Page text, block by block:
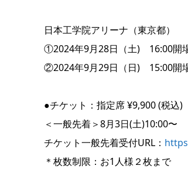
日本工学院アリーナ（東京都）
①2024年9月28日（土) 16:00開
②2024年9月29日（日) 15:00開
●チケット：指定席 ¥9,900 (税込)
＜一般先着＞8月3日(土)10:00〜
チケット一般先着受付URL：
＊枚数制限：お1人様２枚まで